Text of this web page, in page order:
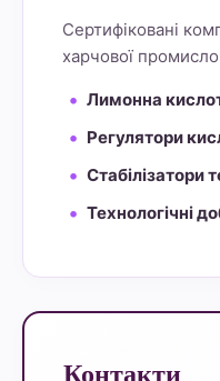
Сертифіковані
харчової
Лимонна
Регулятори
Стабілізатори
Технологічні
Контакти